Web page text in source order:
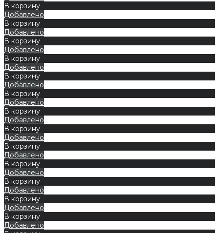
В корзину
Добавлено
В корзину
Добавлено
В корзину
Добавлено
В корзину
Добавлено
В корзину
Добавлено
В корзину
Добавлено
В корзину
Добавлено
В корзину
Добавлено
В корзину
Добавлено
В корзину
Добавлено
В корзину
Добавлено
В корзину
Добавлено
В корзину
Добавлено